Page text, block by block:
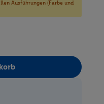
Ausführungen (Farbe und